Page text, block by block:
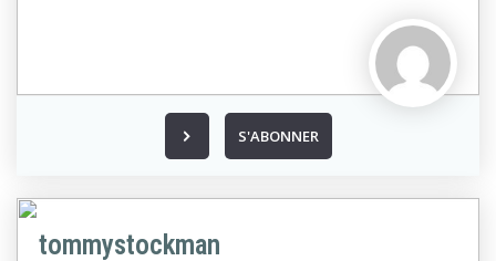
S'ABONNER
tommystockman